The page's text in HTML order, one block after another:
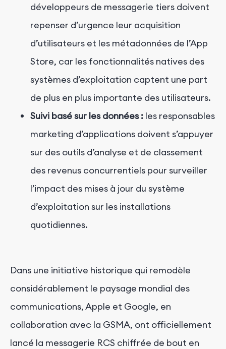
développeurs de messagerie tiers doivent
repenser d’urgence leur acquisition
d’utilisateurs et les métadonnées de l’App
Store, car les fonctionnalités natives des
systèmes d’exploitation captent une part
de plus en plus importante des utilisateurs.
Suivi basé sur les données : les responsables
marketing d’applications doivent s’appuyer
sur des outils d’analyse et de classement
des revenus concurrentiels pour surveiller
l’impact des mises à jour du système
d’exploitation sur les installations
quotidiennes.
Dans une initiative historique qui remodèle
considérablement le paysage mondial des
communications, Apple et Google, en
collaboration avec la GSMA, ont officiellement
lancé la messagerie RCS chiffrée de bout en